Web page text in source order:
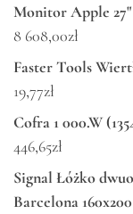
Monitor Apple
8 608,00zł
Faster Tools
19,77zł
Cofra 1 000.W
446,65zł
Signal Łóżko
Barcelona 160x200